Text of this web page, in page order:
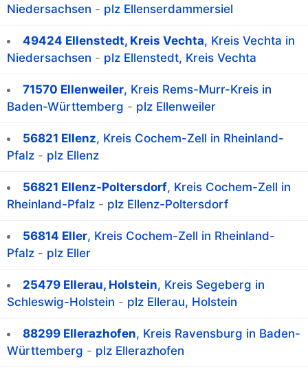
Niedersachsen - plz Ellenserdammersiel
49424 Ellenstedt, Kreis Vechta, Kreis Vechta in
Niedersachsen - plz Ellenstedt, Kreis Vechta
71570 Ellenweiler, Kreis Rems-Murr-Kreis in
Baden-Württemberg - plz Ellenweiler
56821 Ellenz, Kreis Cochem-Zell in Rheinland-
Pfalz - plz Ellenz
56821 Ellenz-Poltersdorf, Kreis Cochem-Zell in
Rheinland-Pfalz - plz Ellenz-Poltersdorf
56814 Eller, Kreis Cochem-Zell in Rheinland-
Pfalz - plz Eller
25479 Ellerau, Holstein, Kreis Segeberg in
Schleswig-Holstein - plz Ellerau, Holstein
88299 Ellerazhofen, Kreis Ravensburg in Baden-
Württemberg - plz Ellerazhofen